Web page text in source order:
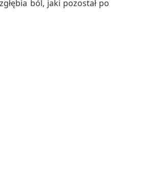
ból, jaki pozostał po